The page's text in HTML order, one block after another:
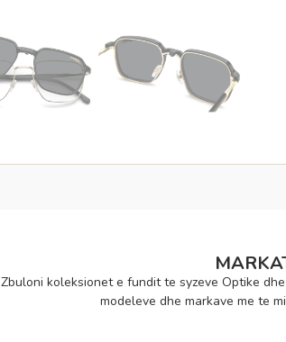
Zbuloni koleksionet e fundit te syzeve Optike
modeleve dhe markave me te